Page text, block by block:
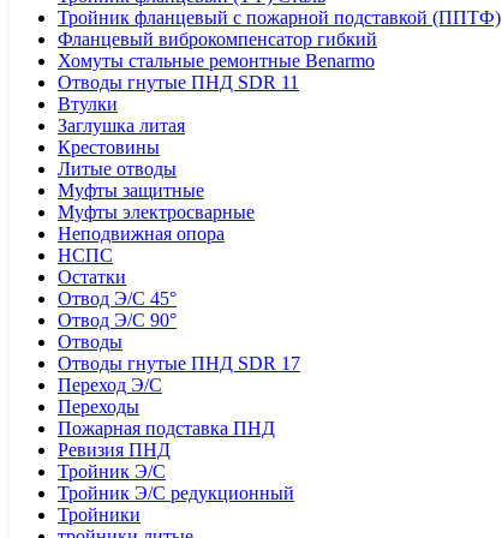
Тройник фланцевый с пожарной подставкой (ППТФ)
Фланцевый виброкомпенсатор гибкий
Хомуты стальные ремонтные Benarmo
Отводы гнутые ПНД SDR 11
Втулки
Заглушка литая
Крестовины
Литые отводы
Муфты защитные
Муфты электросварные
Неподвижная опора
НСПС
Остатки
Отвод Э/С 45°
Отвод Э/С 90°
Отводы
Отводы гнутые ПНД SDR 17
Переход Э/С
Переходы
Пожарная подставка ПНД
Ревизия ПНД
Тройник Э/С
Тройник Э/С редукционный
Тройники